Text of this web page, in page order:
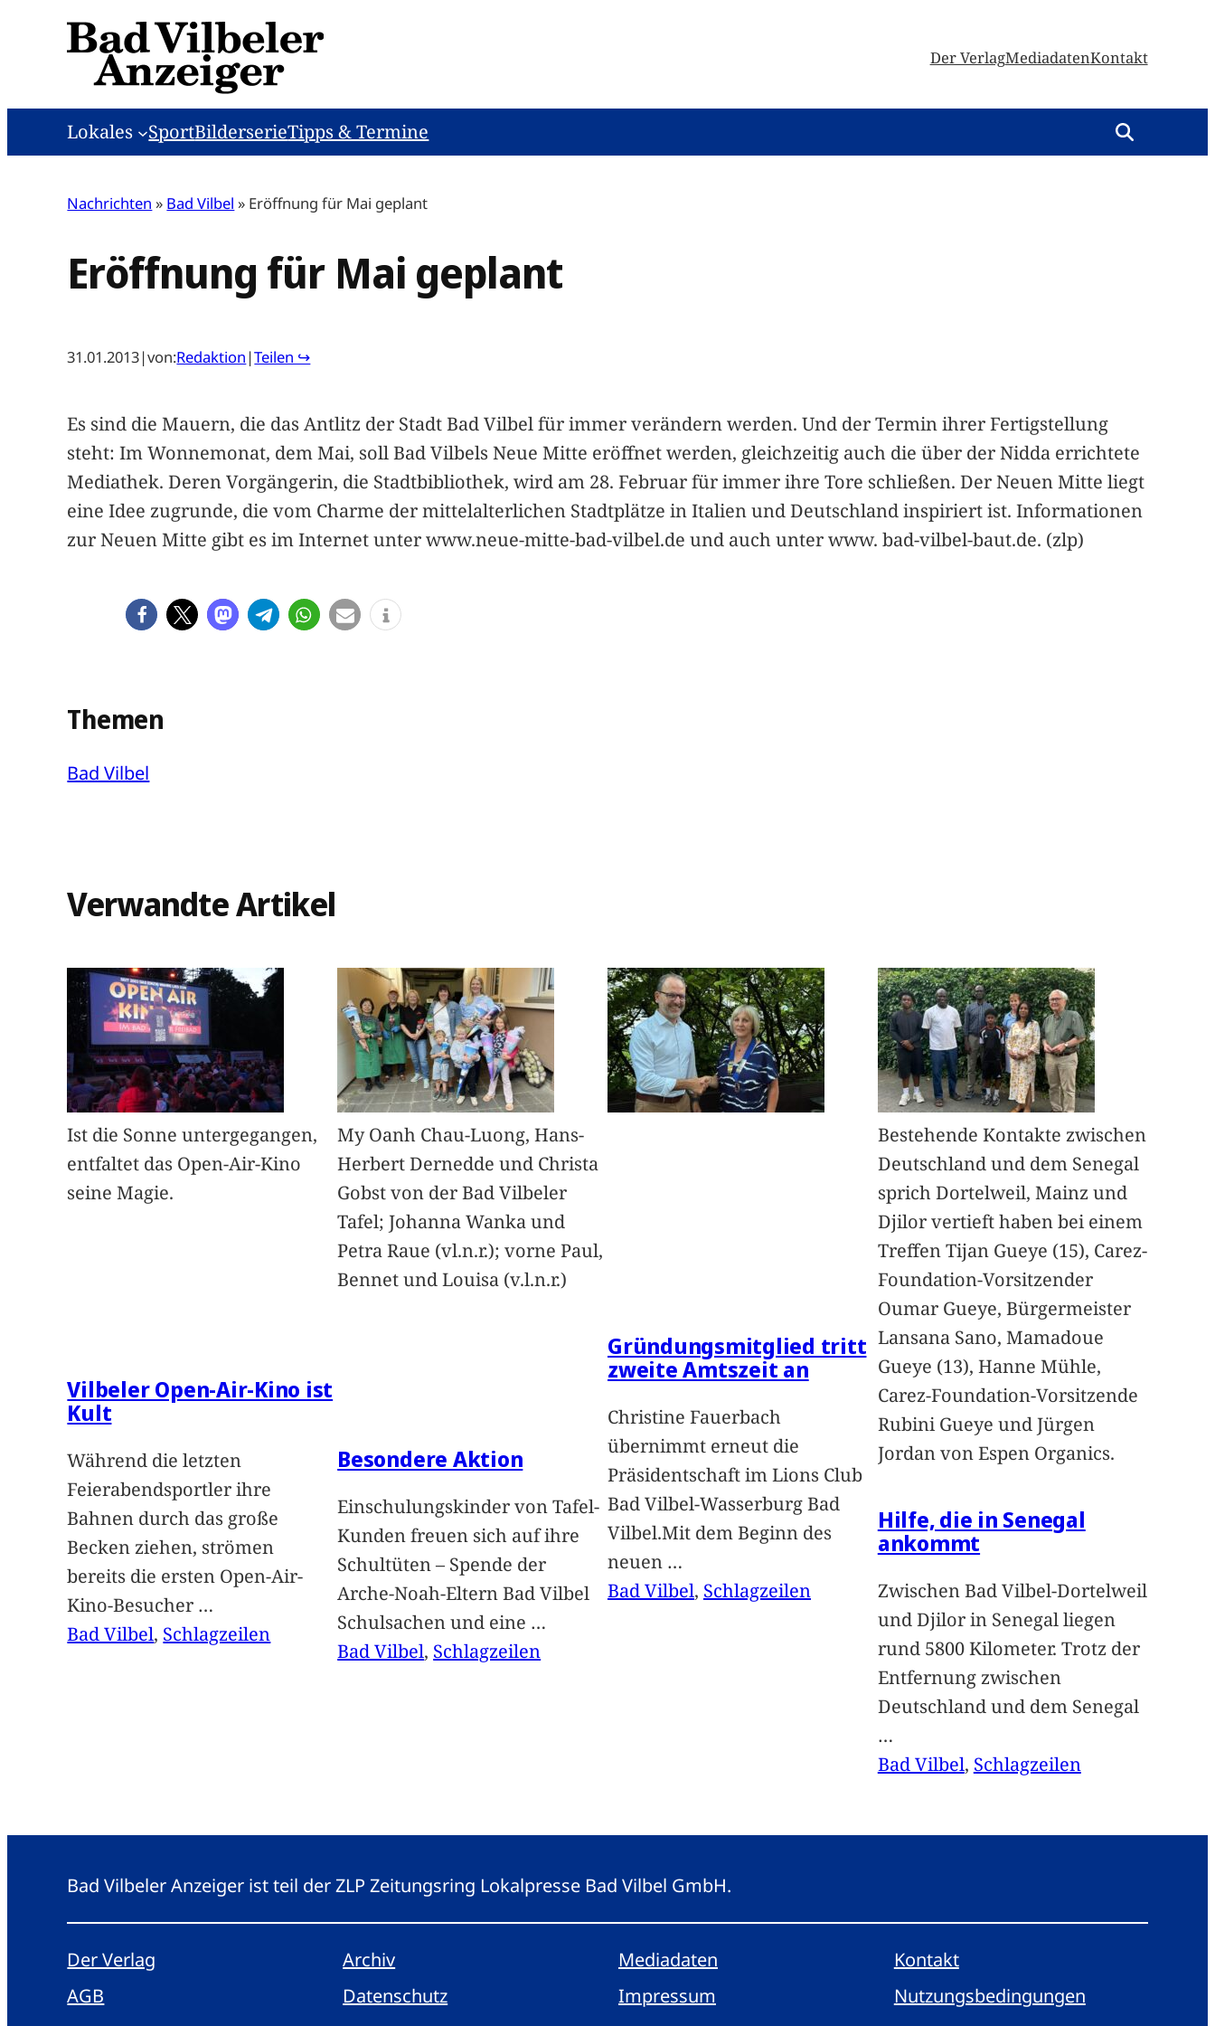
Der VerlagMediadatenKontakt
Lokales SportBilderserieTipps & Termine
Nachrichten » Bad Vilbel » Eröffnung für Mai geplant
Eröffnung für Mai geplant
31.01.2013|von:Redaktion |Teilen ↪
Es sind die Mauern, die das Antlitz der Stadt Bad Vilbel für immer verändern werden. Und der Termin ihrer Fertigstellung
steht: Im Wonnemonat, dem Mai, soll Bad Vilbels Neue Mitte eröffnet werden, gleichzeitig auch die über der Nidda errichtete
Mediathek. Deren Vorgängerin, die Stadtbibliothek, wird am 28. Februar für immer ihre Tore schließen. Der Neuen Mitte liegt
eine Idee zugrunde, die vom Charme der mittelalterlichen Stadtplätze in Italien und Deutschland inspiriert ist. Informationen
zur Neuen Mitte gibt es im Internet unter www.neue-mitte-bad-vilbel.de und auch unter www. bad-vilbel-baut.de. (zlp)
Themen
Bad Vilbel
Verwandte Artikel
Ist die Sonne untergegangen,
entfaltet das Open-Air-Kino
seine Magie.
Vilbeler Open-Air-Kino ist
Kult
Während die letzten
Feierabendsportler ihre
Bahnen durch das große
Becken ziehen, strömen
bereits die ersten Open-Air-
Kino-Besucher …
Bad Vilbel, Schlagzeilen
My Oanh Chau-Luong, Hans-
Herbert Dernedde und Christa
Gobst von der Bad Vilbeler
Tafel; Johanna Wanka und
Petra Raue (vl.n.r.); vorne Paul,
Bennet und Louisa (v.l.n.r.)
Besondere Aktion
Einschulungskinder von Tafel-
Kunden freuen sich auf ihre
Schultüten – Spende der
Arche-Noah-Eltern Bad Vilbel
Schulsachen und eine …
Bad Vilbel, Schlagzeilen
Gründungsmitglied tritt
zweite Amtszeit an
Christine Fauerbach
übernimmt erneut die
Präsidentschaft im Lions Club
Bad Vilbel-Wasserburg Bad
Vilbel.Mit dem Beginn des
neuen …
Bad Vilbel, Schlagzeilen
Bestehende Kontakte zwischen
Deutschland und dem Senegal
sprich Dortelweil, Mainz und
Djilor vertieft haben bei einem
Treffen Tijan Gueye (15), Carez-
Foundation-Vorsitzender
Oumar Gueye, Bürgermeister
Lansana Sano, Mamadoue
Gueye (13), Hanne Mühle,
Carez-Foundation-Vorsitzende
Rubini Gueye und Jürgen
Jordan von Espen Organics.
Hilfe, die in Senegal
ankommt
Zwischen Bad Vilbel-Dortelweil
und Djilor in Senegal liegen
rund 5800 Kilometer. Trotz der
Entfernung zwischen
Deutschland und dem Senegal
…
Bad Vilbel, Schlagzeilen
Bad Vilbeler Anzeiger ist teil der ZLP Zeitungsring Lokalpresse Bad Vilbel GmbH.
Der Verlag Archiv Mediadaten
Kontakt
AGB
Datenschutz Impressum Nutzungsbedingungen